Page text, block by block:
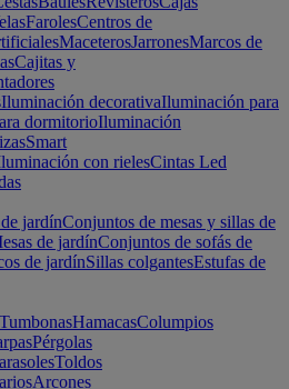
FarolesCentros de
MaceterosJarronesMarcos de
Cajitas y
Iluminación decorativaIluminación para
dormitorioIluminación
Smart
con rielesCintas Led
jardínConjuntos de mesas y sillas de
de jardínConjuntos de sofás de
de jardínSillas colgantesEstufas de
TumbonasHamacasColumpios
Pérgolas
Toldos
Arcones